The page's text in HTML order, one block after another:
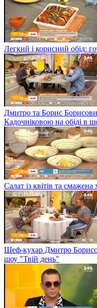
Легкий і корисний обід:
Дмитро та Борис
Кадочніковою на обіді в
Салат із квітів та
Шеф-кухар Дмитро
шоу "Твій день"